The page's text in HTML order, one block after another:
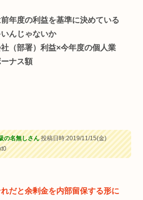
年度の利益を基準に決めている
んじゃないか
（部署）利益×今年度の個人業
ナス額
の名無しさん投稿日時:2019/11/15(金)
だと余剰金を内部留保する形に